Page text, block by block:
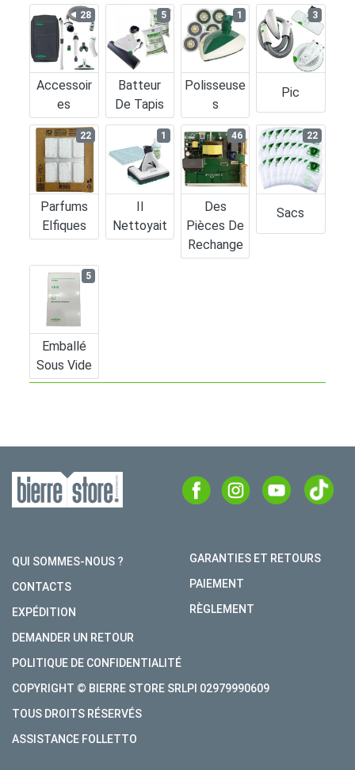
Accessoir
Es
28
Batteur
De Tapis
5
Polisseuse
S
1
Pic
3
Parfums
Elfiques
22
Il
Nettoyait
1
Des
Pièces De
Rechange
46
Sacs
22
Emballé
Sous Vide
5
QUI SOMMES-NOUS ?
CONTACTS
EXPÉDITION
DEMANDER UN RETOUR
GARANTIES ET RETOURS
PAIEMENT
RÈGLEMENT
POLITIQUE DE CONFIDENTIALITÉ
COPYRIGHT © BIERRE STORE SRLPI 02979990609
TOUS DROITS RÉSERVÉS
ASSISTANCE FOLLETTO